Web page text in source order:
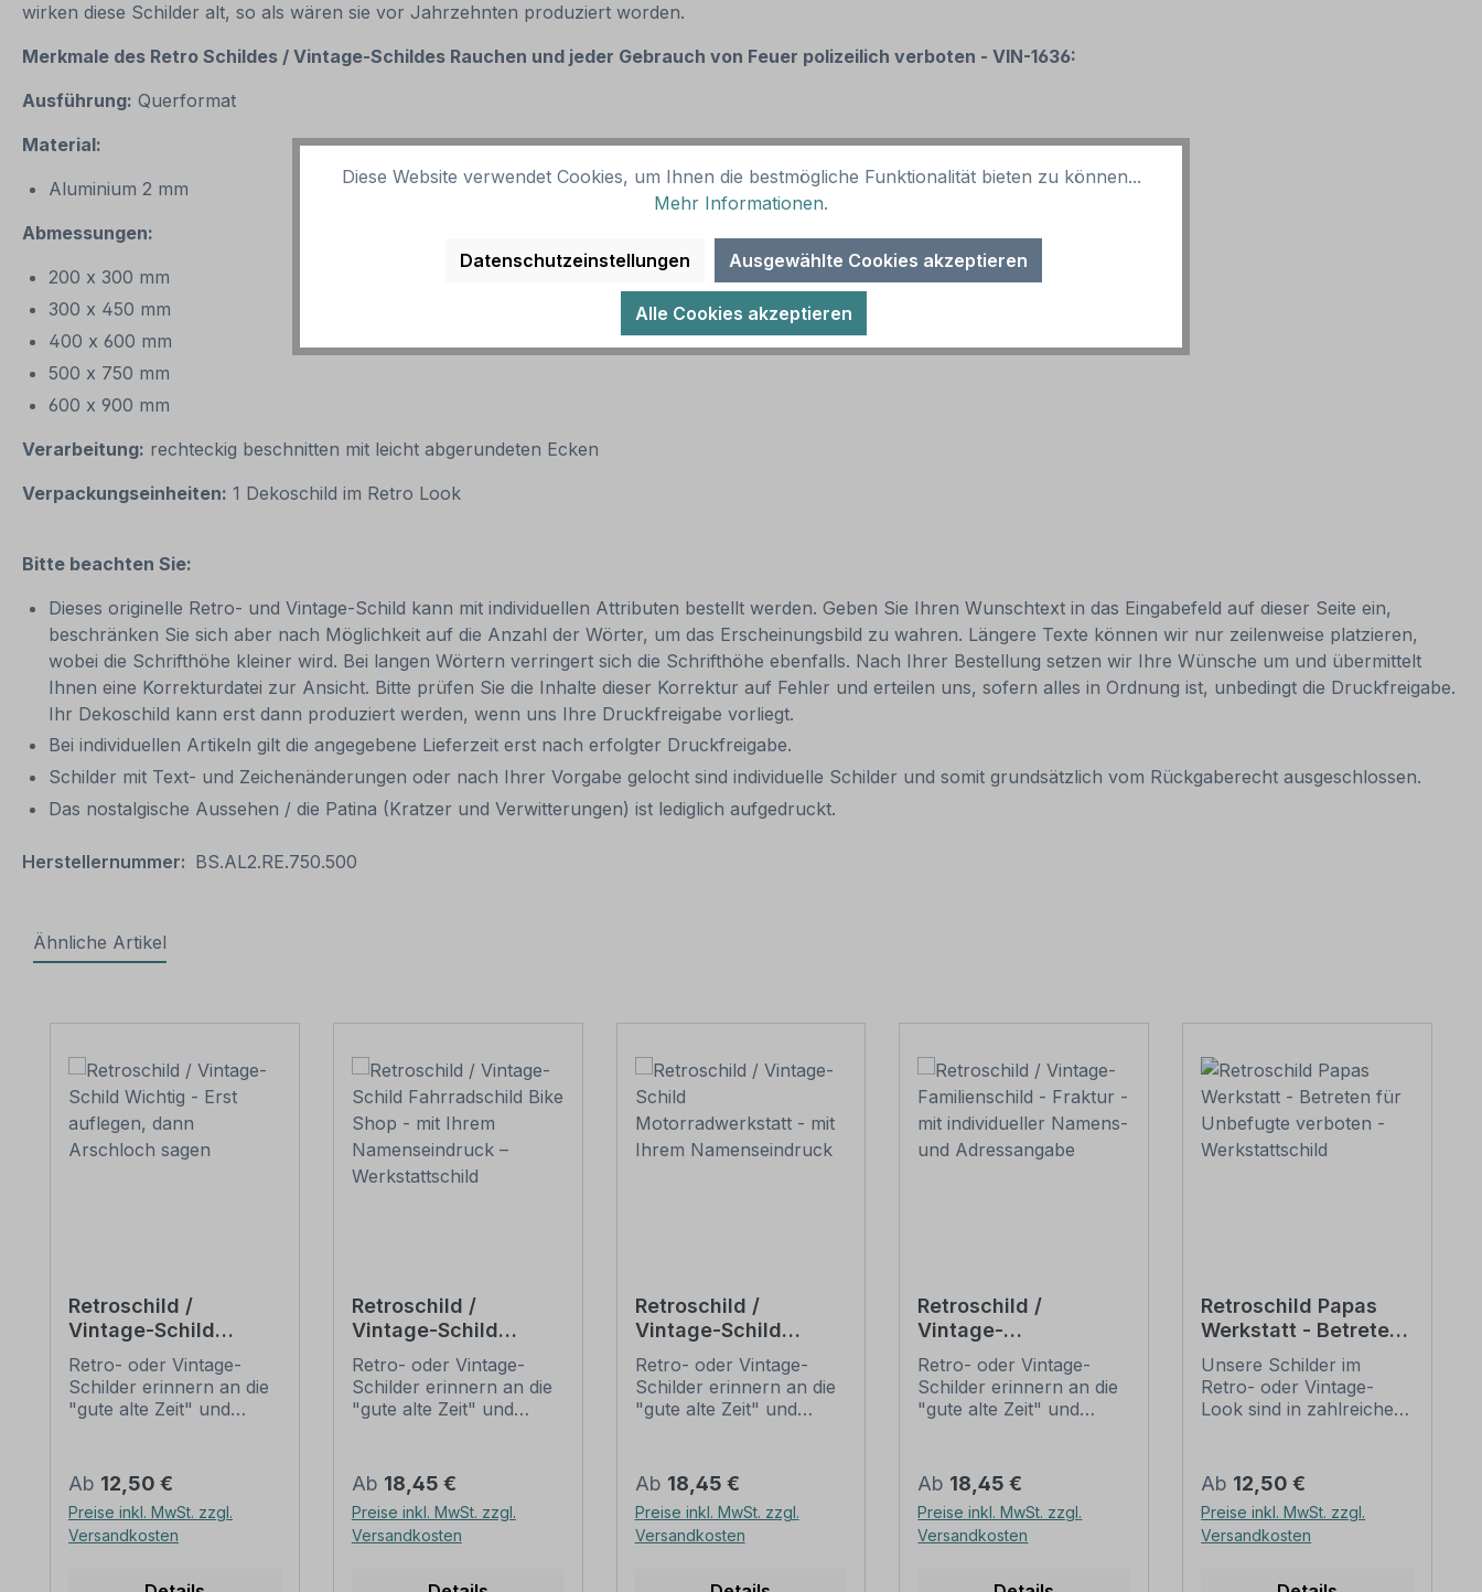
wirken diese Schilder alt, so als wären sie vor Jahrzehnten produziert worden.
Merkmale des Retro Schildes / Vintage-Schildes Rauchen und jeder Gebrauch von Feuer polizeilich verboten - VIN-1636:
Ausführung: Querformat
Material:
Aluminium 2 mm
Abmessungen:
200 x 300 mm
300 x 450 mm
400 x 600 mm
500 x 750 mm
600 x 900 mm
Verarbeitung: rechteckig beschnitten mit leicht abgerundeten Ecken
Verpackungseinheiten: 1 Dekoschild im Retro Look
Bitte beachten Sie:
Dieses originelle Retro- und Vintage-Schild kann mit individuellen Attributen bestellt werden. Geben Sie Ihren Wunschtext in das Eingabefeld auf dieser Seite ein,
beschränken Sie sich aber nach Möglichkeit auf die Anzahl der Wörter, um das Erscheinungsbild zu wahren. Längere Texte können wir nur zeilenweise platzieren,
wobei die Schrifthöhe kleiner wird. Bei langen Wörtern verringert sich die Schrifthöhe ebenfalls. Nach Ihrer Bestellung setzen wir Ihre Wünsche um und übermittelt
Ihnen eine Korrekturdatei zur Ansicht. Bitte prüfen Sie die Inhalte dieser Korrektur auf Fehler und erteilen uns, sofern alles in Ordnung ist, unbedingt die Druckfreigabe.
Ihr Dekoschild kann erst dann produziert werden, wenn uns Ihre Druckfreigabe vorliegt.
Bei individuellen Artikeln gilt die angegebene Lieferzeit erst nach erfolgter Druckfreigabe.
Schilder mit Text- und Zeichenänderungen oder nach Ihrer Vorgabe gelocht sind individuelle Schilder und somit grundsätzlich vom Rückgaberecht ausgeschlossen.
Das nostalgische Aussehen / die Patina (Kratzer und Verwitterungen) ist lediglich aufgedruckt.
Herstellernummer: BS.AL2.RE.750.500
Ähnliche Artikel
Retroschild /
Vintage-Schild
Wichtig - Erst
auflegen, dann
Arschloch sagen
Retro- oder Vintage-
Schilder erinnern an die
"gute alte Zeit" und
großer Beliebheit. Sind
diese Schilder im Original
nur schwer und häufig
nur zu horrenden Preise
neu produzierten
Regulärer Preis:
Ab 12,50 €
Preise inkl. MwSt. zzgl.
Versandkosten
Retroschild /
Vintage-Schild
Fahrradschild Bike
Shop - mit Ihrem
Namenseindruck –
Retro- oder Vintage-
Schilder erinnern an die
"gute alte Zeit" und
großer Beliebheit. Sind
diese Schilder im Original
nur schwer und häufig
nur zu horrenden Preise
neu produzierten
Regulärer Preis:
Ab 18,45 €
Preise inkl. MwSt. zzgl.
Versandkosten
Retroschild /
Vintage-Schild
Motorradwerkstatt -
mit Ihrem
Namenseindruck
Retro- oder Vintage-
Schilder erinnern an die
"gute alte Zeit" und
großer Beliebheit. Sind
diese Schilder im Original
nur schwer und häufig
nur zu horrenden Preise
neu produzierten
Regulärer Preis:
Ab 18,45 €
Preise inkl. MwSt. zzgl.
Versandkosten
Retroschild /
Vintage-
Familienschild -
Fraktur - mit
individueller
Retro- oder Vintage-
Schilder erinnern an die
"gute alte Zeit" und
großer Beliebheit. Sind
diese Schilder im Original
nur schwer und häufig
nur zu horrenden Preise
neu produzierten
Regulärer Preis:
Ab 18,45 €
Preise inkl. MwSt. zzgl.
Versandkosten
Retroschild Papas
Werkstatt - Betreten
für Unbefugte
verboten -
Werkstattschild
Unsere Schilder im
Retro- oder Vintage-
Look sind in zahlreichen
Textinhalten, die je nach
Artikel individuallisiert
werden können. Die
Patina (Kratzer und
nicht echt, sondern nur
Regulärer Preis:
Ab 12,50 €
Preise inkl. MwSt. zzgl.
Versandkosten
Diese Website verwendet Cookies, um Ihnen die bestmögliche Funktionalität bieten zu können...
Mehr Informationen.
Datenschutzeinstellungen Ausgewählte Cookies akzeptieren
Alle Cookies akzeptieren